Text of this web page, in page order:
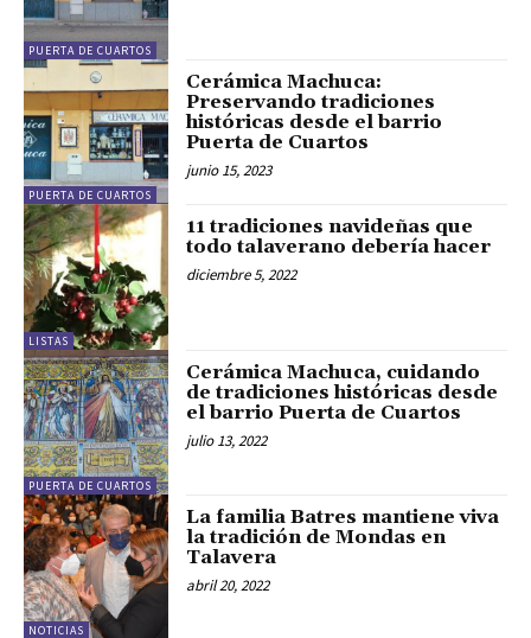
PUERTA DE CUARTOS
PUERTA DE CUARTOS
Cerámica Machuca:
Preservando tradiciones
históricas desde el barrio
Puerta de Cuartos
junio 15, 2023
LISTAS
11 tradiciones navideñas que
todo talaverano debería hacer
diciembre 5, 2022
PUERTA DE CUARTOS
Cerámica Machuca, cuidando
de tradiciones históricas desde
el barrio Puerta de Cuartos
julio 13, 2022
NOTICIAS
La familia Batres mantiene viva
la tradición de Mondas en
Talavera
abril 20, 2022